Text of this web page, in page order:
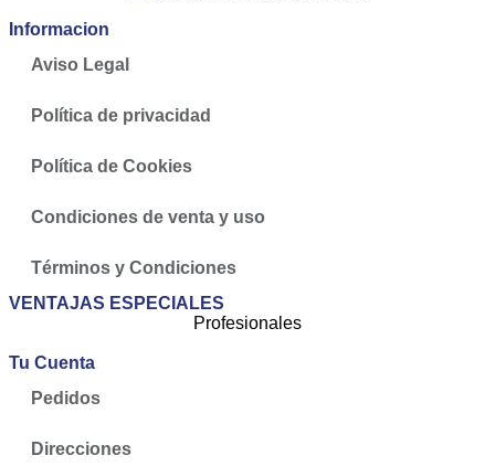
Informacion
Aviso Legal
Política de privacidad
Política de Cookies
Condiciones de venta y uso
Términos y Condiciones
VENTAJAS ESPECIALES
Profesionales
Tu Cuenta
Pedidos
Direcciones